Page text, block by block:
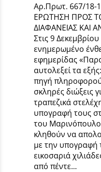
Αρ.Πρωτ. 667/18-
ΕΡΩΤΗΣΗ ΠΡΟΣ
ΔΙΑΦΑΝΕΙΑΣ ΚΑΙ
Στις 9
ενημερωμένο
εφημερίδας
αυτολεξεί τα
πηγή
σκληρές διώξεις
τραπεζικά
υπογραφή τους
του
κληθούν να
με την υπογραφή
εικοσαριά
από πέντε...